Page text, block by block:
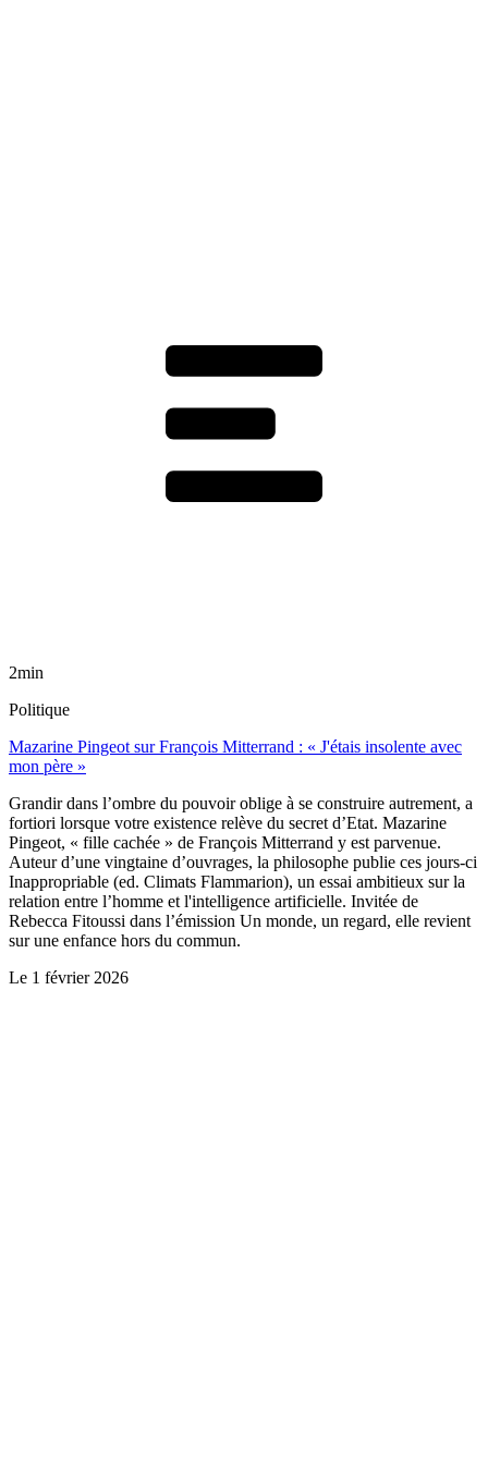
2min
Politique
Mazarine Pingeot sur François Mitterrand : « J'étais insolente avec
mon père »
Grandir dans l’ombre du pouvoir oblige à se construire autrement, a
fortiori lorsque votre existence relève du secret d’Etat. Mazarine
Pingeot, « fille cachée » de François Mitterrand y est parvenue.
Auteur d’une vingtaine d’ouvrages, la philosophe publie ces jours-ci
Inappropriable (ed. Climats Flammarion), un essai ambitieux sur la
relation entre l’homme et l'intelligence artificielle. Invitée de
Rebecca Fitoussi dans l’émission Un monde, un regard, elle revient
sur une enfance hors du commun.
Le 1 février 2026